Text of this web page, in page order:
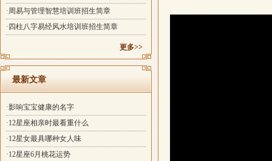
·周易与管理智慧培训班招生简章
·四柱八字易经风水培训班招生简章
更多>>
最新文章
·影响宝宝健康的名字
·12星座相亲时最看重什么
·12星女最具哪种女人味
·12星座6月桃花运势